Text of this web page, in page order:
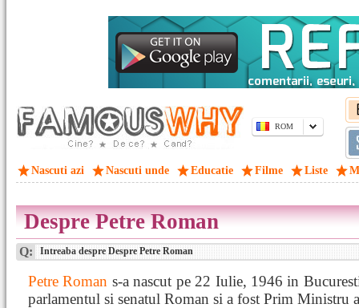
ROM
Nascuti azi Nascuti unde Educatie Filme Liste
Despre Petre Roman
Q: Intreaba despre Despre Petre Roman
Petre Roman s-a nascut pe 22 Iulie, 1946 in
parlamentul si senatul Roman si a fost Prim Ministru